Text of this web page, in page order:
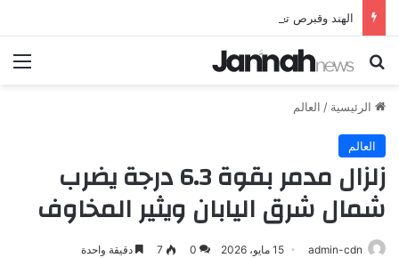
بحث عن
الرئيسية / العالم
العالم
زلزال مدمر بقوة 6.3 درجة يضرب
شمال شرق اليابان ويثير المخاوف
admin-cdn 15 مايو، 2026 0
7 دقيقة واحدة